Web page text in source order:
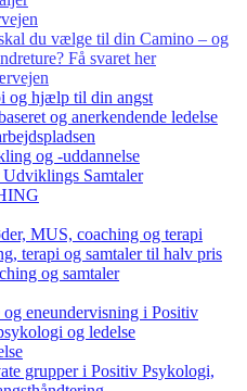
du vælge til din Camino – og
Få svaret her
og hjælp til din angst
og anerkendende ledelse
og -uddannelse
Samtaler
MUS, coaching og terapi
terapi og samtaler til halv pris
og samtaler
eneundervisning i Positiv
og ledelse
grupper i Positiv Psykologi,